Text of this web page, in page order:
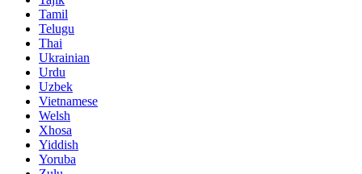
Tamil
Telugu
Thai
Ukrainian
Urdu
Uzbek
Vietnamese
Welsh
Xhosa
Yiddish
Yoruba